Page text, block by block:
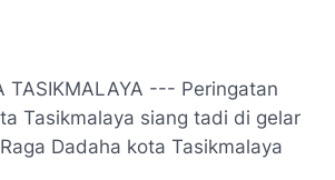
TASIKMALAYA --- Peringatan
Tasikmalaya siang tadi di gelar
Dadaha kota Tasikmalaya